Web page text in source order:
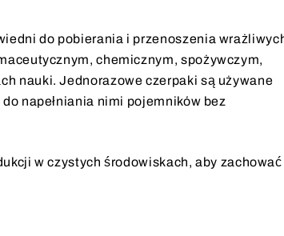
do pobierania i przenoszenia
chemicznym, spożywczym,
nauki. Jednorazowe czerpaki są używane
napełniania nimi pojemników bez
w czystych środowiskach, aby zachować